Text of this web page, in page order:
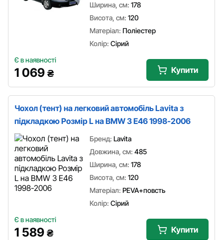
Ширина, см: 178
Висота, см: 120
Матеріал: Поліестер
Колір: Сірий
Є в наявності
1 069 ₴ Купити
Чохол (тент) на легковий автомобіль Lavita з
підкладкою Розмір L на BMW 3 E46 1998-2006
Бренд: Lavita
Довжина, см: 485
Ширина, см: 178
Висота, см: 120
Матеріал: PEVA+повсть
Колір: Сірий
Є в наявності
1 589 ₴ Купити